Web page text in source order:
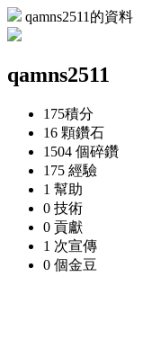
qamns2511的資料
qamns2511
175積分
16 顆鑽石
1504 個碎鑽
175 經驗
1 幫助
0 技術
0 貢獻
1 次宣傳
0 個金豆